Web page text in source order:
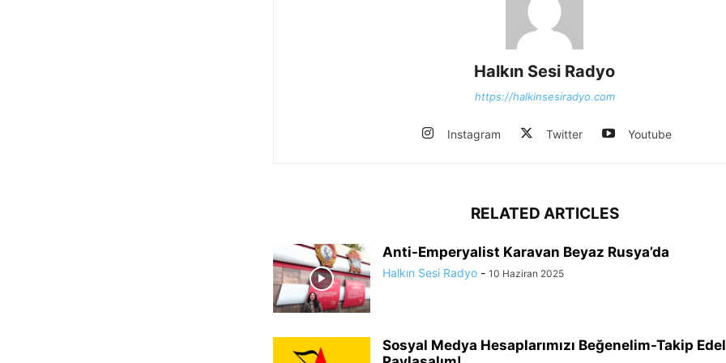
Halkın Sesi Radyo
https://halkinsesiradyo.com
Instagram Twitter Youtube
RELATED ARTICLES
Anti-Emperyalist Karavan Beyaz Rusya’da
Halkın Sesi Radyo - 10 Haziran 2025
Sosyal Medya Hesaplarımızı Beğenelim-Takip